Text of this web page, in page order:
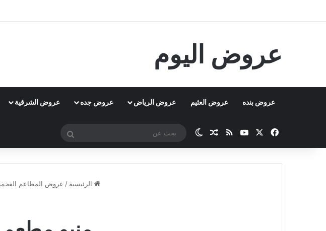
عروض اليوم
عروض بنده عروض العثيم عروض الرياض عروض جده عروض الشرقية
فيسبوك ‫YouTubeملخص الموقع RSS
مقال عشوائي
الوضع المظلم
بحث
الرئيسية / عروض المطاعم